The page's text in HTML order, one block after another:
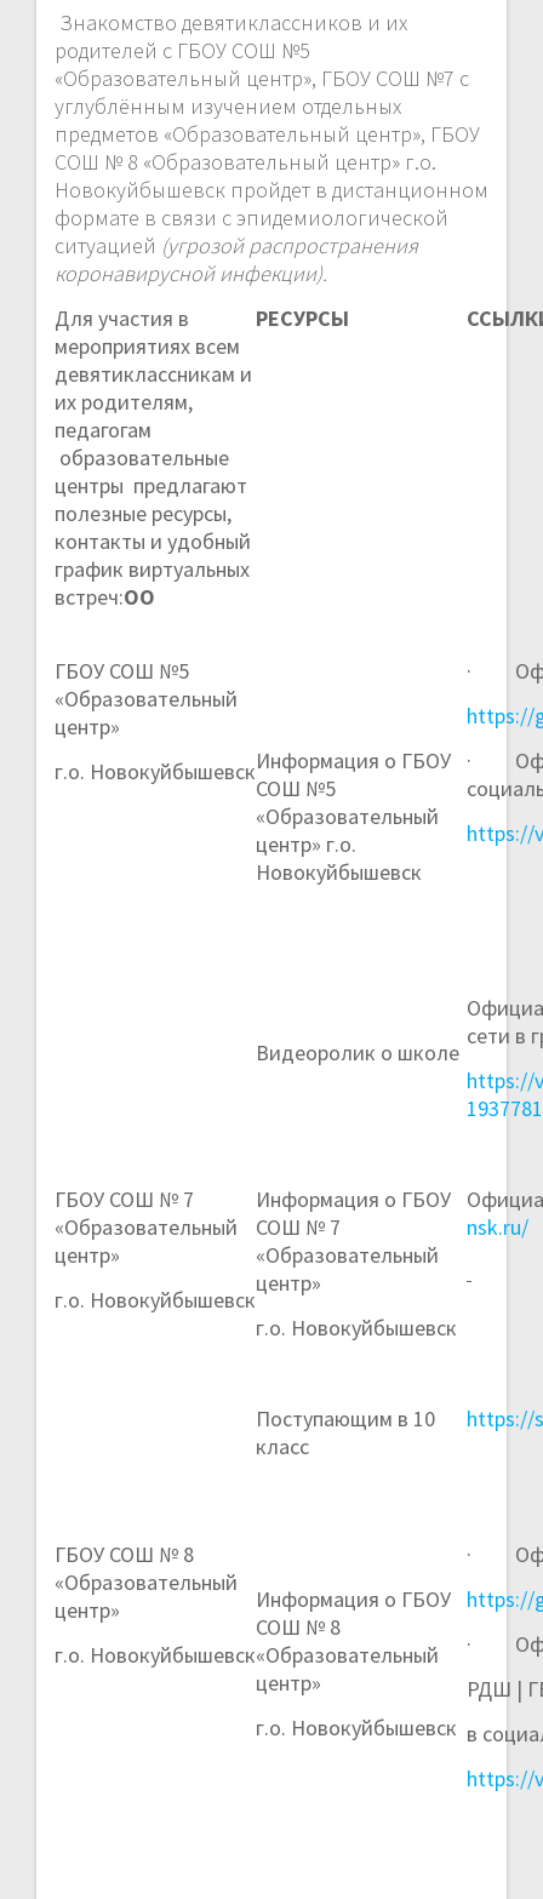
Знакомство девятиклассников и их
родителей с ГБОУ СОШ №5
«Образовательный центр», ГБОУ СОШ №7 с
углублённым изучением отдельных
предметов «Образовательный центр», ГБОУ
СОШ № 8 «Образовательный центр» г.о.
Новокуйбышевск пройдет в дистанционном
формате в связи с эпидемиологической
ситуацией (угрозой распространения
коронавирусной инфекции).
Для участия в
мероприятиях всем
девятиклассникам и
их родителям,
педагогам
образовательные
центры предлагают
полезные ресурсы,
контакты и удобный
график виртуальных
встреч:ОО
РЕСУРСЫ
ГБОУ СОШ №5
«Образовательный
центр»
г.о. НовокуйбышевскИнформация о ГБОУ
СОШ №5
«Образовательный
центр» г.о.
Новокуйбышевск
·
https://
·
https://
Видеоролик о школе
сети в
https://
ГБОУ СОШ № 7
«Образовательный
центр»
г.о. Новокуйбышевск
Информация о ГБОУ
СОШ № 7
«Образовательный
центр»
г.о. Новокуйбышевск
nsk.ru/
Поступающим в 10
класс
https://
ГБОУ СОШ № 8
«Образовательный
центр»
г.о. Новокуйбышевск
Информация о ГБОУ
СОШ № 8
«Образовательный
центр»
г.о. Новокуйбышевск
·
https://
·
РДШ |
в
https://